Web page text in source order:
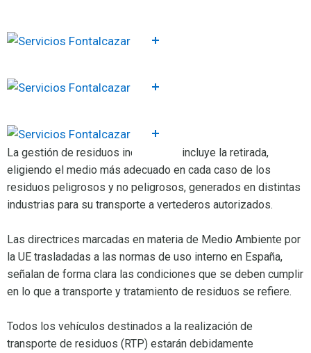
La gestión de residuos industriales incluye la retirada,
eligiendo el medio más adecuado en cada caso de los
residuos peligrosos y no peligrosos, generados en distintas
industrias para su transporte a vertederos autorizados.
Las directrices marcadas en materia de Medio Ambiente por
la UE trasladadas a las normas de uso interno en España,
señalan de forma clara las condiciones que se deben cumplir
en lo que a transporte y tratamiento de residuos se refiere.
Todos los vehículos destinados a la realización de
transporte de residuos (RTP) estarán debidamente